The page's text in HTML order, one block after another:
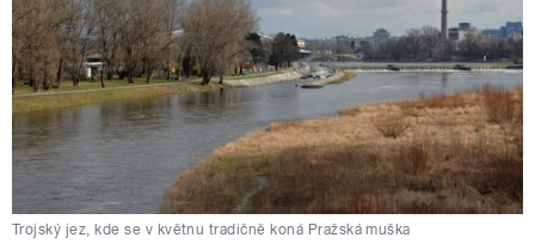
Trojský jez, kde se v květnu tradičně koná Pražská muška